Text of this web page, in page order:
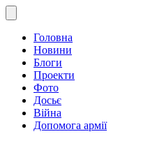
Головна
Новини
Блоги
Проекти
Фото
Досьє
Війна
Допомога армії